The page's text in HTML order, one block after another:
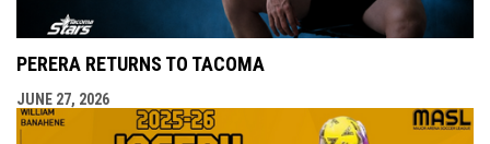
PERERA RETURNS TO TACOMA
JUNE 27, 2026